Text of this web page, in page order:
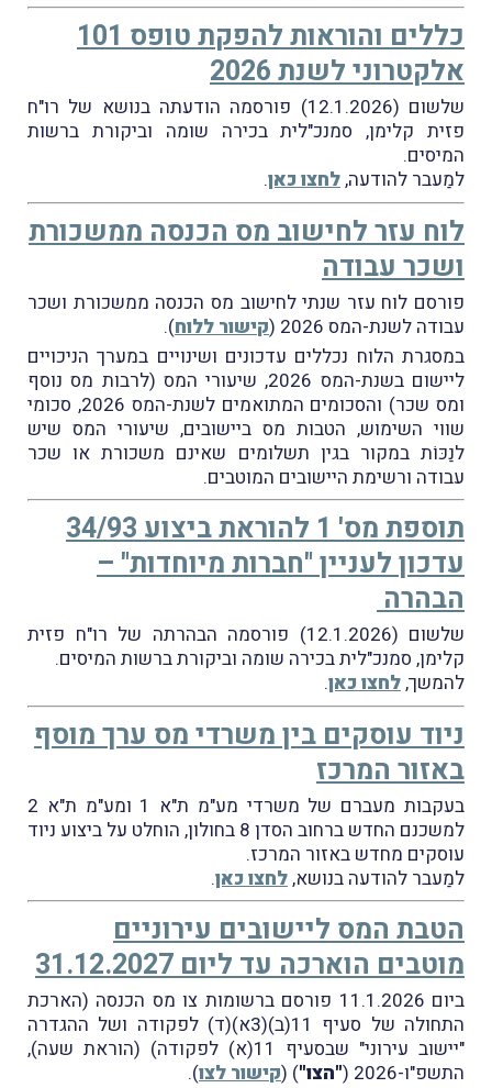
כללים והוראות להפקת טופס 101
אלקטרוני לשנת 2026
שלשום (12.1.2026) פורסמה הודעתה בנושא של רו"ח
פזית קלימן, סמנכ"לית בכירה שומה וביקורת ברשות
המיסים.
למַעבר להודעה,לחצו כאן.
לוח עזר לחישוב מס הכנסה ממשכורת
ושכר עבודה
פורסם לוח עזר שנתי לחישוב מס הכנסה ממשכורת ושכר
עבודה לשנת-המס 2026 (
קישור ללוח).
במסגרת הלוח נכללים עדכונים ושינויים במערך הניכויים
ליישום בשנת-המס 2026, שיעורי המס (לרבות מס נוסף
ומס שכר) והסכומים המתואמים לשנת-המס 2026, סכומי
שווי השימוש, הטבות מס ביישובים, שיעורי המס שיש
לנַכּוֹת במקור בגין תשלומים שאינם משכורת או שכר
עבודה ורשימת היישובים המוטבים.
תוספת מס' 1 להוראת ביצוע 34/93
עדכון לעניין "חברות מיוחדות" –
הבהרה
שלשום (12.1.2026) פורסמה הבהרתה של רו"ח פזית
קלימן, סמנכ"לית בכירה שומה וביקורת ברשות המיסים.
להמשך,לחצו כאן.
ניוד עוסקים בין משרדי מס ערך מוסף
באזור המרכז
בעקבות מעברם של משרדי מע"מ ת"א 1 ומע"מ ת"א 2
למשכנם החדש ברחוב הסדן 8 בחולון, הוחלט על ביצוע ניוד
עוסקים מחדש באזור המרכז.
למַעבר להודעה בנושא,לחצו כאן.
הטבת המס ליישובים עירוניים
מוטבים הוארכה עד ליום 31.12.2027
ביום 11.1.2026 פורסם ברשומות צו מס הכנסה (הארכת
התחולה של סעיף 11(ב)(3א)(ד) לפקודה ושל ההגדרה
"יישוב עירוני" שבסעיף 11(א) לפקודה) (הוראת שעה),
התשפ"ו-2026 (
"הצו") (קישור לצו).